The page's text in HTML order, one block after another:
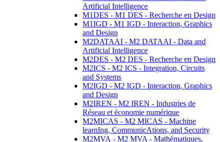
Artificial Intelligence
M1DES - M1 DES - Recherche en Design
M1IGD - M1 IGD - Interaction, Graphics
and Design
M2DATAAI - M2 DATAAI - Data and
Artificial Intelligence
M2DES - M2 DES - Recherche en Design
M2ICS - M2 ICS - Integration, Circuits
and Systems
M2IGD - M2 IGD - Interaction, Graphics
and Design
M2IREN - M2 IREN - Industries de
Réseau et économie numérique
M2MICAS - M2 MICAS - Machine
learnIng, CommunicAtions, and Security
M2MVA - M2 MVA - Mathématiques,